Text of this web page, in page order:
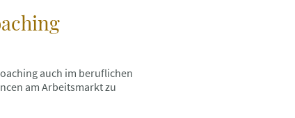
auch im beruflichen
am Arbeitsmarkt zu